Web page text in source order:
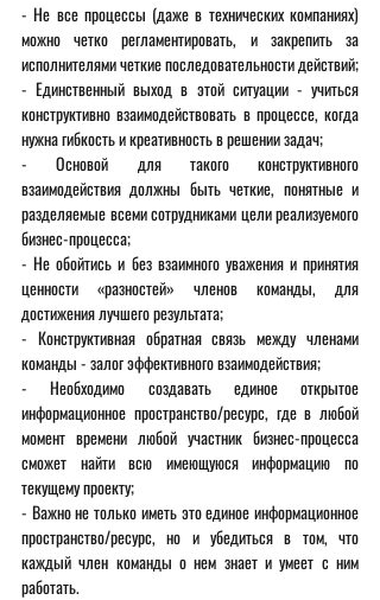
- Не все процессы (даже в технических компаниях)
можно четко регламентировать, и закрепить за
исполнителями четкие последовательности действий;
- Единственный выход в этой ситуации - учиться
конструктивно взаимодействовать в процессе, когда
нужна гибкость и креативность в решении задач;
- Основой для такого конструктивного
взаимодействия должны быть четкие, понятные и
разделяемые всеми сотрудниками цели реализуемого
бизнес-процесса;
- Не обойтись и без взаимного уважения и принятия
ценности «разностей» членов команды, для
достижения лучшего результата;
- Конструктивная обратная связь между членами
команды - залог эффективного взаимодействия;
- Необходимо создавать единое открытое
информационное пространство/ресурс, где в любой
момент времени любой участник бизнес-процесса
сможет найти всю имеющуюся информацию по
текущему проекту;
- Важно не только иметь это единое информационное
пространство/ресурс, но и убедиться в том, что
каждый член команды о нем знает и умеет с ним
работать.